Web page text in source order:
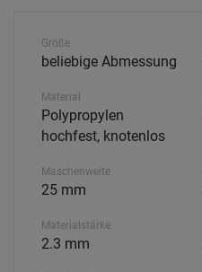
Größe
beliebige Abmessung
Material
Polypropylen
hochfest, knotenlos
Maschenweite
25 mm
Materialstärke
2.3 mm